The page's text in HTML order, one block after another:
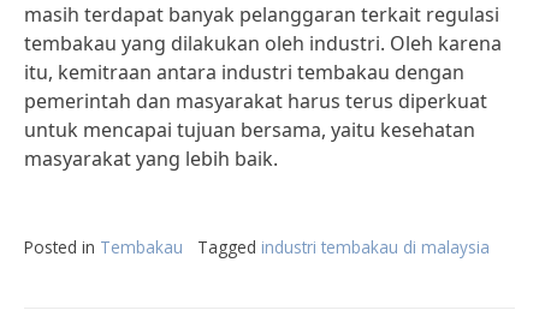
masih terdapat banyak pelanggaran terkait regulasi
tembakau yang dilakukan oleh industri. Oleh karena
itu, kemitraan antara industri tembakau dengan
pemerintah dan masyarakat harus terus diperkuat
untuk mencapai tujuan bersama, yaitu kesehatan
masyarakat yang lebih baik.
Posted in Tembakau Tagged industri tembakau di malaysia